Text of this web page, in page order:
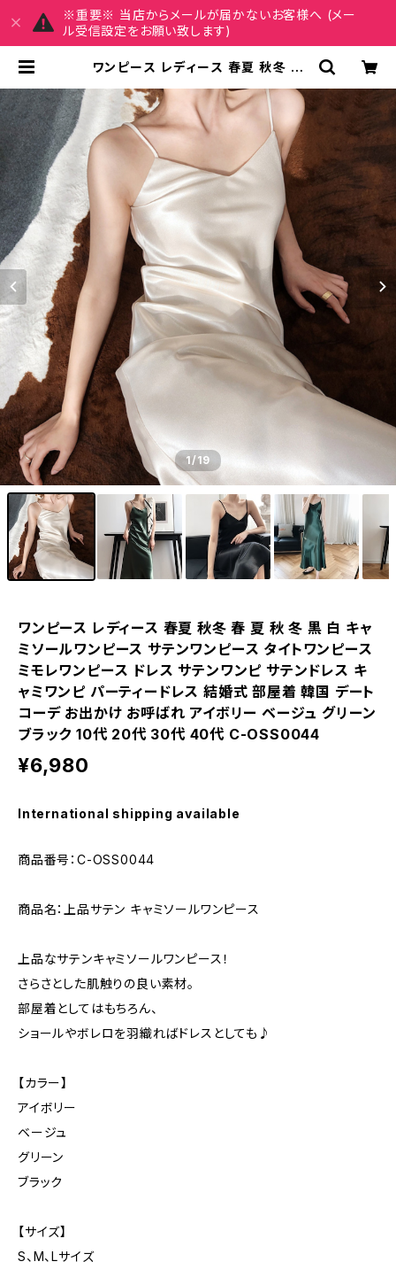
※重要※ 当店からメールが届かないお客様へ (メー
ル受信設定をお願い致します)
ワンピース レディース 春夏 秋冬 春
ス サテンワンピース タイトワンピー
ス ミモレワンピース ドレス サテンワ
ンピ サテンドレス キャミワンピ パー
ティードレス 結婚式 部屋着 韓国 デ
ートコーデ お出かけ お呼ばれ アイボ
リー ベージュ グリーン ブラック 10
代 20代 30代 40代 C-OSS0044
| REIRSE レイルセ 20代,30代,40
代 レディースファッション 通販
1/19
ワンピース レディース 春夏 秋冬 春 夏 秋 冬 黒 白 キャ
ミソールワンピース サテンワンピース タイトワンピース
ミモレワンピース ドレス サテンワンピ サテンドレス キ
ャミワンピ パーティードレス 結婚式 部屋着 韓国 デート
コーデ お出かけ お呼ばれ アイボリー ベージュ グリーン
ブラック 10代 20代 30代 40代 C-OSS0044
¥6,980
International shipping available
商品番号：C-OSS0044
商品名：上品サテン キャミソールワンピース
上品なサテンキャミソールワンピース！
さらさとした肌触りの良い素材。
部屋着としてはもちろん、
ショールやボレロを羽織ればドレスとしても♪
【カラー】
アイボリー
ベージュ
グリーン
ブラック
【サイズ】
S、M、Lサイズ